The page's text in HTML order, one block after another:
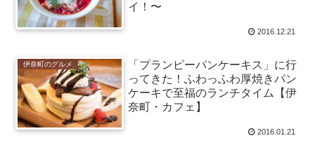
イ！〜
2016.12.21
伊奈町のグルメ
「プランピーパンケーキス」に行
ってきた！ふわっふわ厚焼きパン
ケーキで至福のランチタイム【伊
奈町・カフェ】
2016.01.21